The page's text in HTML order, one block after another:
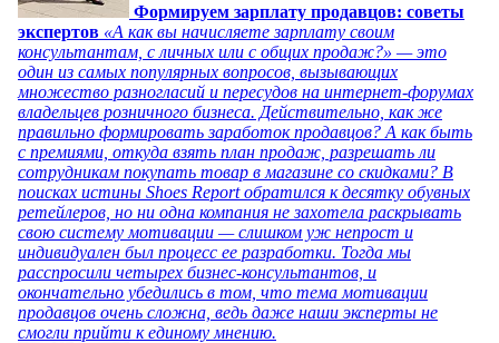
Формируем зарплату продавцов: советы
экспертов «А как вы начисляете зарплату своим
консультантам, с личных или с общих продаж?» — это
один из самых популярных вопросов, вызывающих
множество разногласий и пересудов на интернет-форумах
владельцев розничного бизнеса. Действительно, как же
правильно формировать заработок продавцов? А как быть
с премиями, откуда взять план продаж, разрешать ли
сотрудникам покупать товар в магазине со скидками? В
поисках истины Shoes Report обратился к десятку обувных
ретейлеров, но ни одна компания не захотела раскрывать
свою систему мотивации — слишком уж непрост и
индивидуален был процесс ее разработки. Тогда мы
расспросили четырех бизнес-консультантов, и
окончательно убедились в том, что тема мотивации
продавцов очень сложна, ведь даже наши эксперты не
смогли прийти к единому мнению.